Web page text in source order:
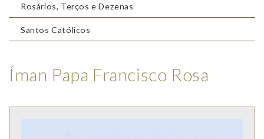
Rosários, Terços e Dezenas
Santos Católicos
Íman Papa Francisco Rosa